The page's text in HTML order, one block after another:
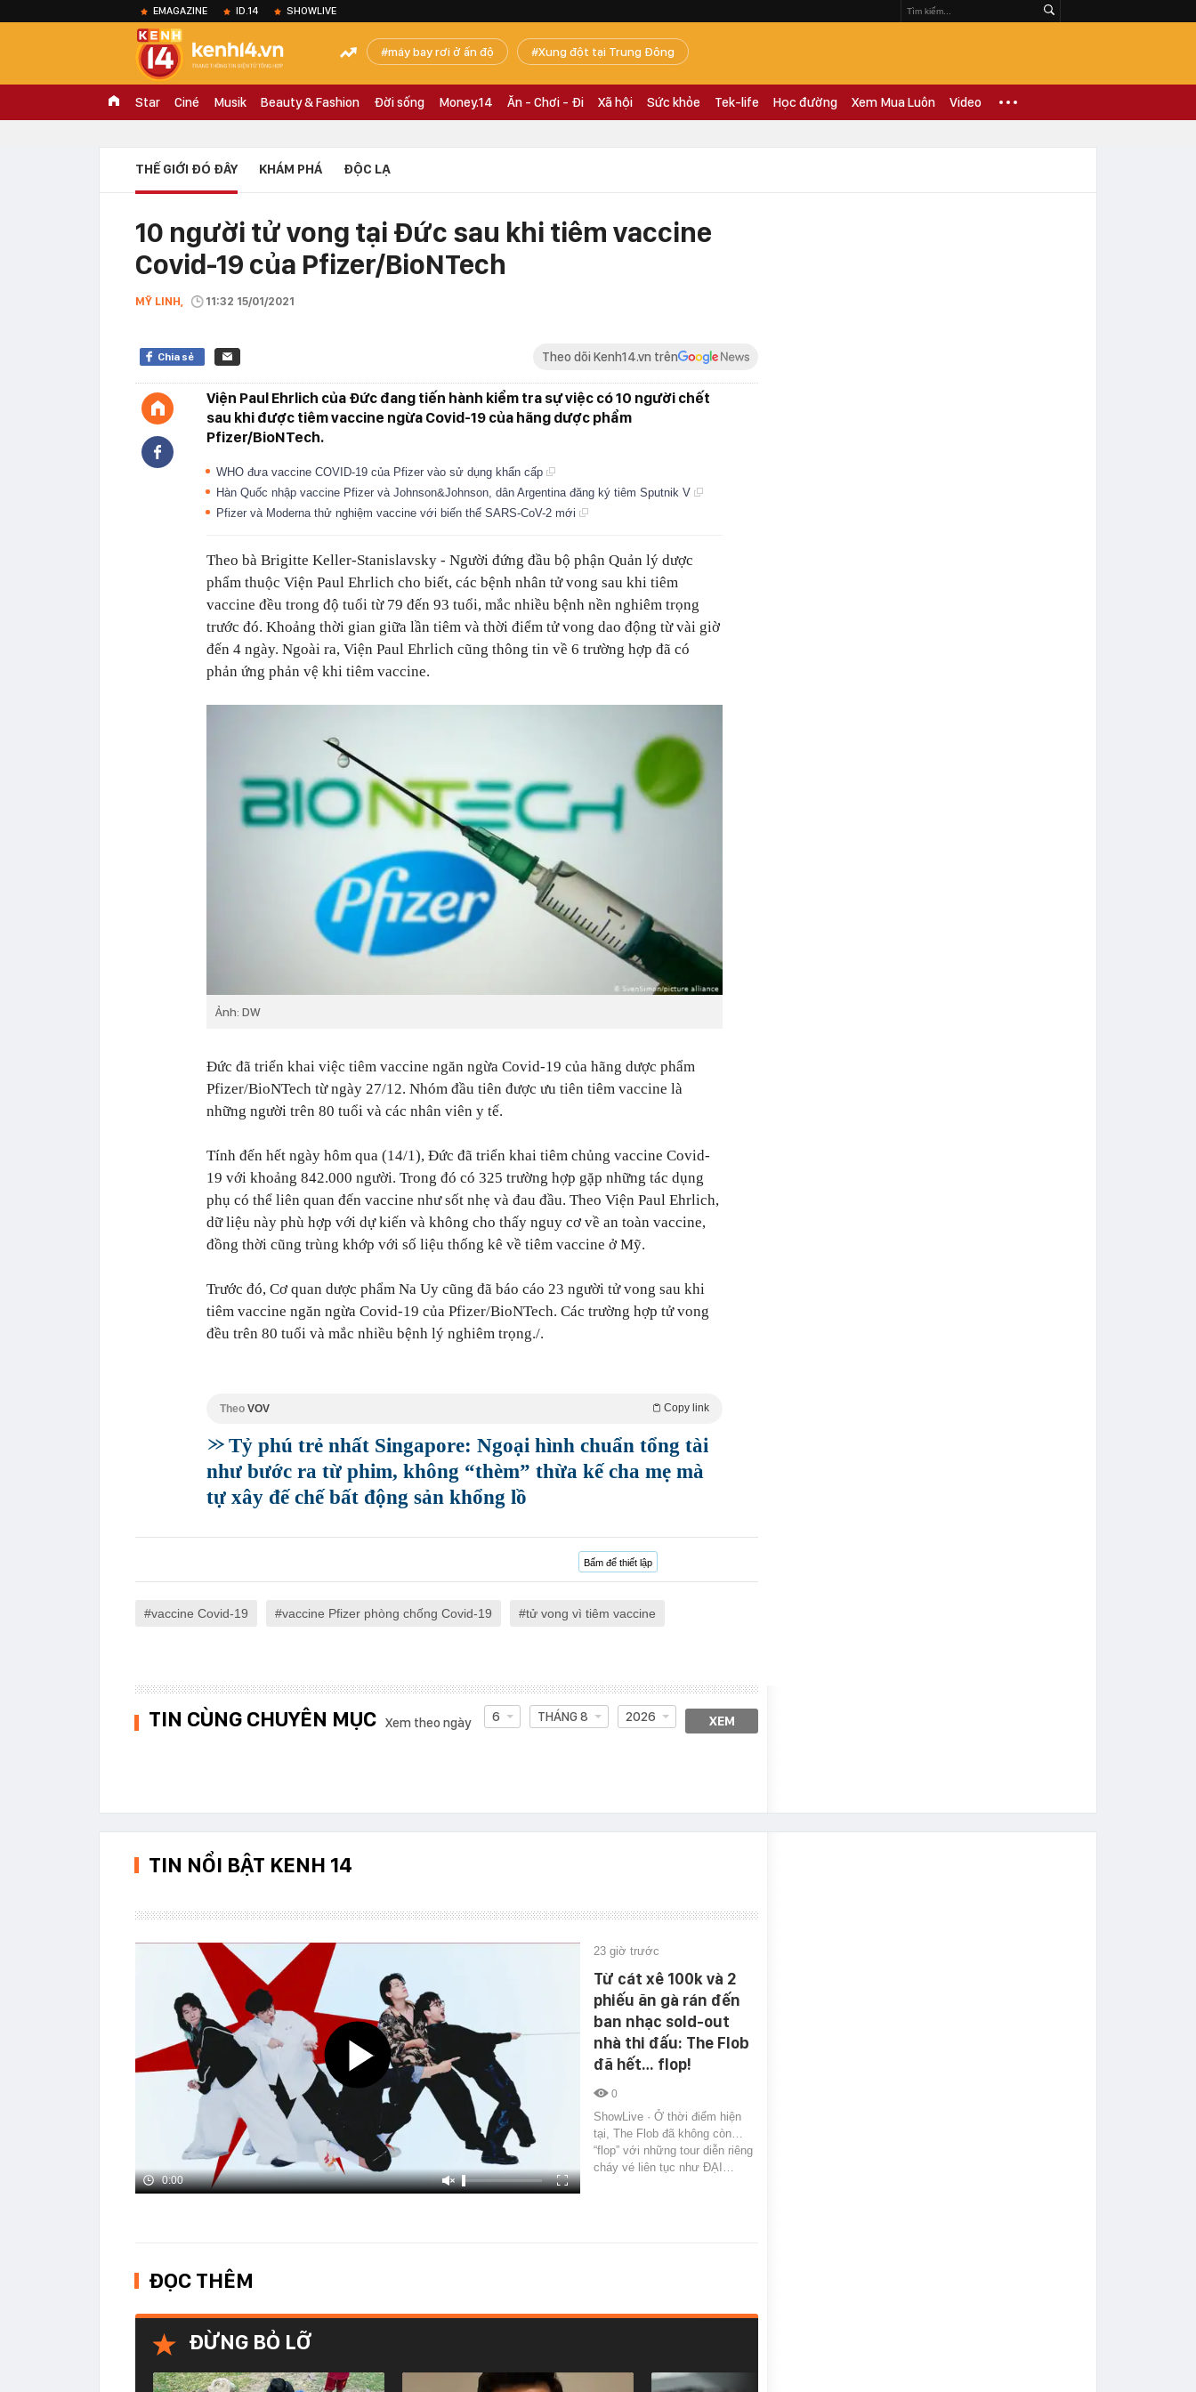
EMAGAZINE ID.14 SHOWLIVE
máy bay rơi ở ấn độ Xung đột tại Trung Đông
Star Ciné Musik Beauty & Fashion Đời sống Money.14 Ăn - Chơi - Đi Xã hội Sức khỏe Tek-life Học đường Xem Mua Luôn Video
THẾ GIỚI ĐÓ ĐÂY KHÁM PHÁ ĐỘC LẠ
10 người tử vong tại Đức sau khi tiêm vaccine
Covid-19 của Pfizer/BioNTech
MỸ LINH, 11:32 15/01/2021
Chia sẻ Theo dõi Kenh14.vn trên
Viện Paul Ehrlich của Đức đang tiến hành kiểm tra sự việc có 10 người chết
sau khi được tiêm vaccine ngừa Covid-19 của hãng dược phẩm
Pfizer/BioNTech.
WHO đưa vaccine COVID-19 của Pfizer vào sử dụng khẩn cấp
Hàn Quốc nhập vaccine Pfizer và Johnson&Johnson, dân Argentina đăng ký tiêm Sputnik V
Pfizer và Moderna thử nghiệm vaccine với biến thể SARS-CoV-2 mới
Theo bà Brigitte Keller-Stanislavsky - Người đứng đầu bộ phận Quản lý dược
phẩm thuộc Viện Paul Ehrlich cho biết, các bệnh nhân tử vong sau khi tiêm
vaccine đều trong độ tuổi từ 79 đến 93 tuổi, mắc nhiều bệnh nền nghiêm trọng
trước đó. Khoảng thời gian giữa lần tiêm và thời điểm tử vong dao động từ vài giờ
đến 4 ngày. Ngoài ra, Viện Paul Ehrlich cũng thông tin về 6 trường hợp đã có
phản ứng phản vệ khi tiêm vaccine.
Ảnh: DW
Đức đã triển khai việc tiêm vaccine ngăn ngừa Covid-19 của hãng dược phẩm
Pfizer/BioNTech từ ngày 27/12. Nhóm đầu tiên được ưu tiên tiêm vaccine là
những người trên 80 tuổi và các nhân viên y tế.
Tính đến hết ngày hôm qua (14/1), Đức đã triển khai tiêm chủng vaccine Covid-
19 với khoảng 842.000 người. Trong đó có 325 trường hợp gặp những tác dụng
phụ có thể liên quan đến vaccine như sốt nhẹ và đau đầu. Theo Viện Paul Ehrlich,
dữ liệu này phù hợp với dự kiến và không cho thấy nguy cơ về an toàn vaccine,
đồng thời cũng trùng khớp với số liệu thống kê về tiêm vaccine ở Mỹ.
Trước đó, Cơ quan dược phẩm Na Uy cũng đã báo cáo 23 người tử vong sau khi
tiêm vaccine ngăn ngừa Covid-19 của Pfizer/BioNTech. Các trường hợp tử vong
đều trên 80 tuổi và mắc nhiều bệnh lý nghiêm trọng./.
Theo VOV Copy link
Tỷ phú trẻ nhất Singapore: Ngoại hình chuẩn tổng tài
như bước ra từ phim, không “thèm” thừa kế cha mẹ mà
tự xây đế chế bất động sản khổng lồ
Bấm để thiết lập
vaccine Covid-19 vaccine Pfizer phòng chống Covid-19 tử vong vì tiêm vaccine
TIN CÙNG CHUYÊN MỤC Xem theo ngày 6 THÁNG 8 2026 XEM
TIN NỔI BẬT KENH 14
0:00
23 giờ trước
Từ cát xê 100k và 2
phiếu ăn gà rán đến
ban nhạc sold-out
nhà thi đấu: The Flob
đã hết… flop!
0
ShowLive · Ở thời điểm hiện
tại, The Flob đã không còn…
“flop” với những tour diễn riêng
cháy vé liên tục như ĐẠI…
ĐỌC THÊM
ĐỪNG BỎ LỠ